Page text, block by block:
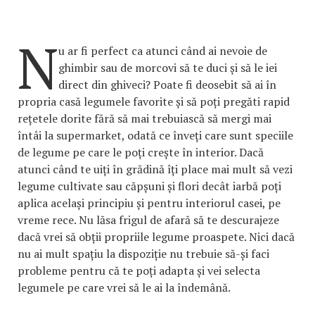
Nu ar fi perfect ca atunci când ai nevoie de
ghimbir sau de morcovi să te duci și să le iei
direct din ghiveci? Poate fi deosebit să ai în
propria casă legumele favorite și să poți pregăti rapid
rețetele dorite fără să mai trebuiască să mergi mai
întâi la supermarket, odată ce înveți care sunt speciile
de legume pe care le poți crește în interior. Dacă
atunci când te uiți în grădină îți place mai mult să vezi
legume cultivate sau căpșuni și flori decât iarbă poți
aplica același principiu și pentru interiorul casei, pe
vreme rece. Nu lăsa frigul de afară să te descurajeze
dacă vrei să obții propriile legume proaspete. Nici dacă
nu ai mult spațiu la dispoziție nu trebuie să-și faci
probleme pentru că te poți adapta și vei selecta
legumele pe care vrei să le ai la îndemână.